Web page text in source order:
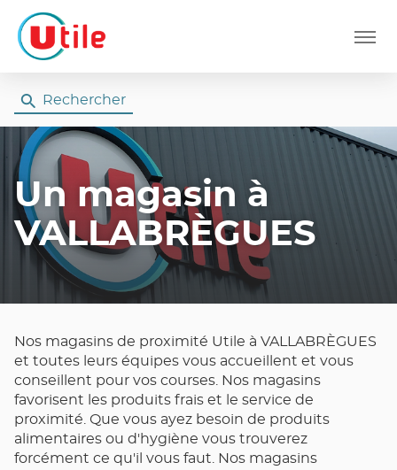
Menu
Rechercher
Un magasin à
VALLABRÈGUES
Nos magasins de proximité Utile à VALLABRÈGUES
et toutes leurs équipes vous accueillent et vous
conseillent pour vos courses. Nos magasins
favorisent les produits frais et le service de
proximité. Que vous ayez besoin de produits
alimentaires ou d'hygiène vous trouverez
forcément ce qu'il vous faut. Nos magasins